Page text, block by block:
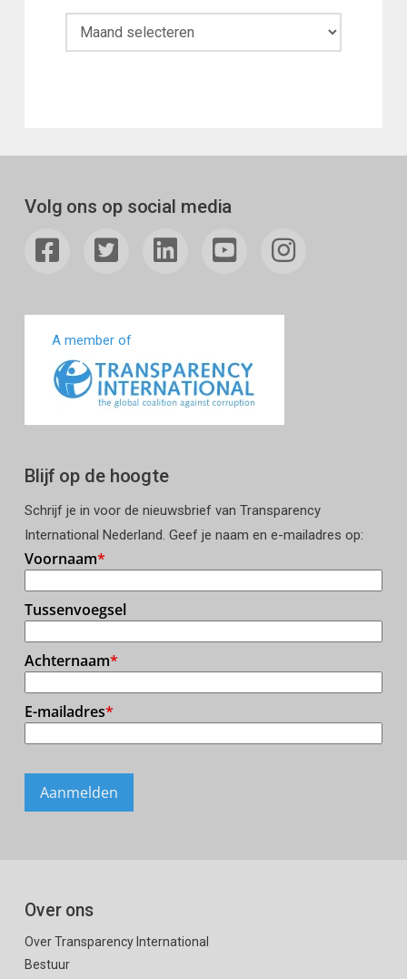
Maandoverzicht
Volg ons op social media
A member of
Blijf op de hoogte
Schrijf je in voor de nieuwsbrief van Transparency
International Nederland. Geef je naam en e-mailadres op:
Over ons
Over Transparency International
Bestuur